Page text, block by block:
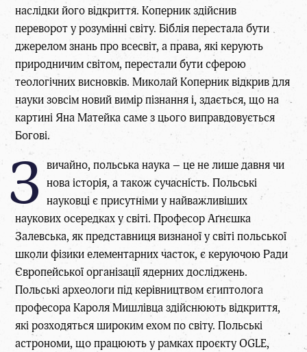
наслідки його відкриття. Коперник здійснив
переворот у розумінні світу. Біблія перестала бути
джерелом знань про всесвіт, а права, які керують
природничим світом, перестали бути сферою
теологічних висновків. Миколай Коперник відкрив для
науки зовсім новий вимір пізнання і, здається, що на
картині Яна Матейка саме з цього виправдовується
Богові.
З вичайно, польська наука – це не лише давня чи
нова історія, а також сучасність. Польські
науковці є присутніми у найважливіших
наукових осередках у світі. Професор Аґнєшка
Залевська, як представниця визнаної у світі польської
школи фізики елементарних часток, є керуючою Ради
Європейської організації ядерних досліджень.
Польські археологи під керівництвом єгиптолога
професора Кароля Мишлівца здійснюють відкриття,
які розходяться широким ехом по світу. Польські
астрономи, що працюють у рамках проєкту OGLE,